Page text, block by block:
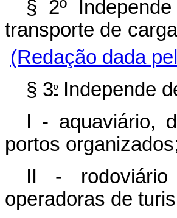
§ 2º
transporte de
(Redação dada
§ 3º Independe
I - aquaviário,
portos
II - rodoviário
operadoras de